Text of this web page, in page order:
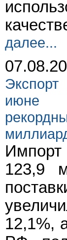
далее...
июне
123,9
12,1%,